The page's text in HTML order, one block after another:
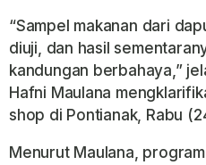
“Sampel makanan dari
diuji, dan hasil
kandungan berbahaya,”
Hafni Maulana
shop di Pontianak, Rabu
Menurut Maulana,